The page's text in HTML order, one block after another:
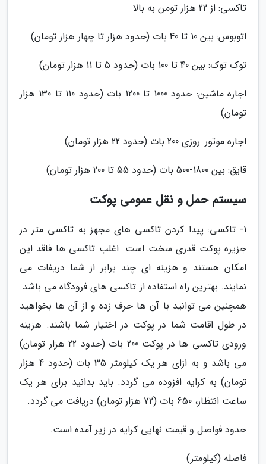
تاکسی: از 22 هزار تومن به بالا
اتوبوس: بین 10 تا 40 بات (حدود هزار تا چهار هزار تومان)
توک توک: بین 40 تا 100 بات (حدود 5 تا 11 هزار تومان)
اجاره ماشین: حدود 1000 تا 1200 بات (حدود 110 تا 130 هزار
تومان)
اجاره موتور: روزی 200 بات (حدود 22 هزار تومان)
قایق: بین 1800-500 بات (حدود 55 تا 200 هزار تومان)
سیستم حمل و نقل عمومی پوکت
1- تاکسی: پیدا کردن تاکسی های مجهز به تاکسی متر در
جزیره پوکت قدری سخت است. اغلب تاکسی ها فاقد این
امکان هستند و هزینه ای چند برابر از شما دریفات می
نمایند. بهترین راه استفاده از تاکسی های فرودگاه می باشد.
همچنین می توانید با آن ها حرف زده و از آن ها بخواهید
در طول اقامت شما در پوکت در اختیار شما باشند. هزینه
ورودی تاکسی ها در پوکت 200 بات (حدود 22 هزار تومان)
می باشد و به ازای هر یک کیلومتر 35 بات (حدود 4 هزار
تومان) به کرایه افزوده می گردد. باید بدانید برای هر یک
ساعت انتظار، 650 بات (72 هزار تومان) دریافت می گردد.
حدود فواصل و قیمت نهایی کرایه در زیر آمده است.
فاصله (کیلومتر)